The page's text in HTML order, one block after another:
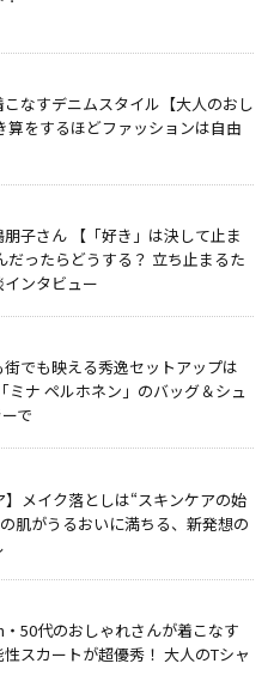
なすデニムスタイル【大人のおし
算をするほどファッションは自由
子さん 【「好き」は決して止ま
だったらどうする？ 立ち止まるた
ンタビュー
街でも映える秀逸セットアップは
ナ ペルホネン」のバッグ＆シュ
で
】メイク落としは“スキンケアの始
肌がうるおいに満ちる、新発想の
・50代のおしゃれさんが着こなす
性スカートが超優秀！ 大人のTシャ